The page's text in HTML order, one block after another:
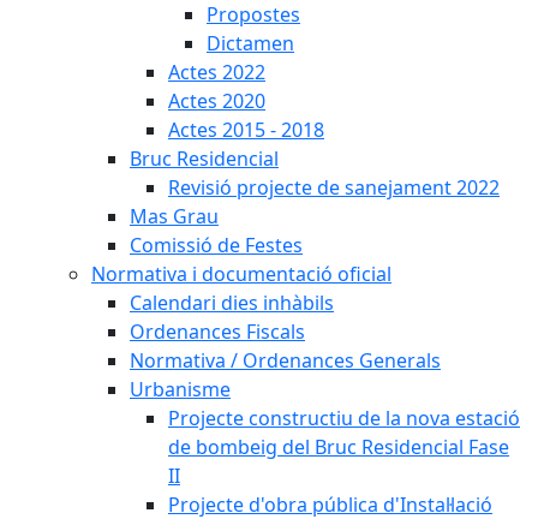
Propostes
Dictamen
Actes 2022
Actes 2020
Actes 2015 - 2018
Bruc Residencial
Revisió projecte de sanejament 2022
Mas Grau
Comissió de Festes
Normativa i documentació oficial
Calendari dies inhàbils
Ordenances Fiscals
Normativa / Ordenances Generals
Urbanisme
Projecte constructiu de la nova estació
de bombeig del Bruc Residencial Fase
II
Projecte d'obra pública d'Instal·lació